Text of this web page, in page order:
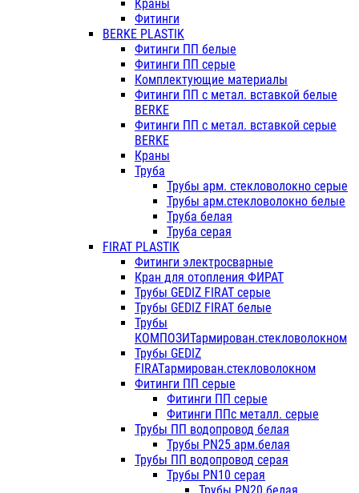
Краны
Фитинги
BERKE PLASTIK
Фитинги ПП белые
Фитинги ПП серые
Комплектующие материалы
Фитинги ПП с метал. вставкой белые
BERKE
Фитинги ПП с метал. вставкой серые
BERKE
Краны
Труба
Трубы арм. стекловолокно серые
Трубы арм.стекловолокно белые
Труба белая
Труба серая
FIRAT PLASTIK
Фитинги электросварные
Кран для отопления ФИРАТ
Трубы GEDIZ FIRAT серые
Трубы GEDIZ FIRAT белые
Трубы
КОМПОЗИТармирован.стекловолокном
Трубы GEDIZ
FIRATармирован.стекловолокном
Фитинги ПП серые
Фитинги ПП серые
Фитинги ППс металл. серые
Трубы ПП водопровод белая
Трубы PN25 арм.белая
Трубы ПП водопровод серая
Трубы PN10 серая